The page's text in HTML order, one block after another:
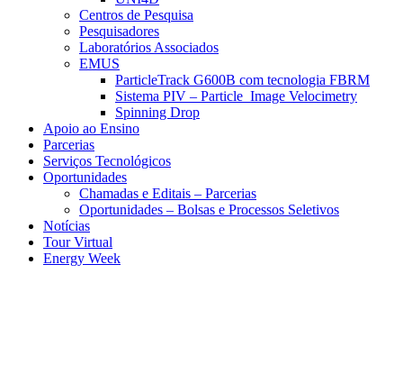
Centros de Pesquisa
Pesquisadores
Laboratórios Associados
EMUS
ParticleTrack G600B com tecnologia FBRM
Sistema PIV – Particle Image Velocimetry
Spinning Drop
Apoio ao Ensino
Parcerias
Serviços Tecnológicos
Oportunidades
Chamadas e Editais – Parcerias
Oportunidades – Bolsas e Processos Seletivos
Notícias
Tour Virtual
Energy Week